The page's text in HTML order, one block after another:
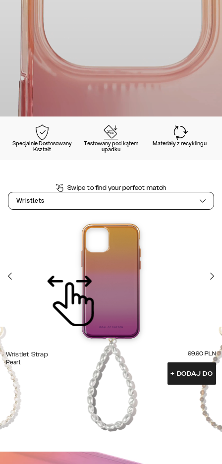
Specjalnie Dostosowany
Kształt
Testowany pod kątem
upadku
Materiały z recyklingu
Swipe to find your perfect match
Wristlets
Wristlet Strap
Pearl
99.90 PLN
+ DODAJ DO